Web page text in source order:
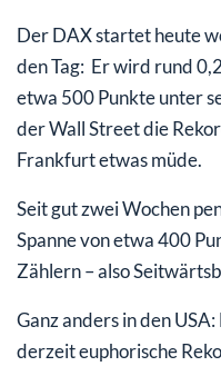
Fazit des Tages
Der DAX startet heute
den Tag: Er wird rund
etwa 500 Punkte unter
der Wall Street die
Frankfurt etwas müde.
Seit gut zwei Wochen
Spanne von etwa 400
Zählern – also
Ganz anders in den
derzeit euphorische